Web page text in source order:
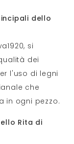
dello
si
dei
l'uso di legni
che
in ogni pezzo.
Rita di